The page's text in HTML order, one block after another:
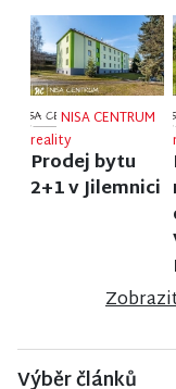
NISA CENTRUM
reality
Prodej bytu
2+1 v Jilemnici
Výběr článků